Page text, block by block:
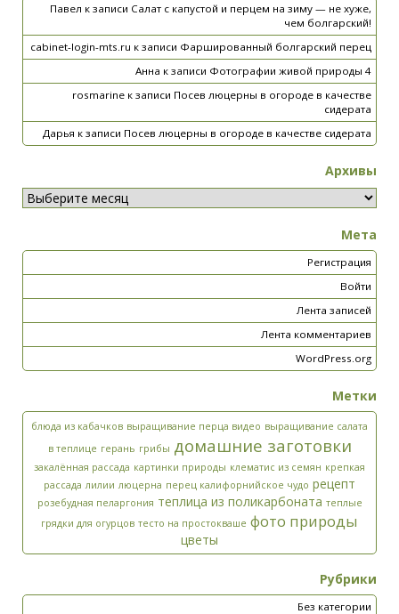
Павел к записи Салат с капустой и перцем на зиму — не хуже,
чем болгарский!
cabinet-login-mts.ru к записи Фаршированный болгарский перец
Анна к записи Фотографии живой природы 4
rosmarine к записи Посев люцерны в огороде в качестве
сидерата
Дарья к записи Посев люцерны в огороде в качестве сидерата
Архивы
Мета
Регистрация
Войти
Лента записей
Лента комментариев
WordPress.org
Метки
блюда из кабачков выращивание перца видео выращивание салата
в теплице герань грибы домашние заготовки
закалённая рассада картинки природы клематис из семян крепкая
рассада лилии люцерна перец калифорнийское чудо рецепт
розебудная пеларгония теплица из поликарбоната теплые
грядки для огурцов тесто на простокваше фото природы
цветы
Рубрики
Без категории